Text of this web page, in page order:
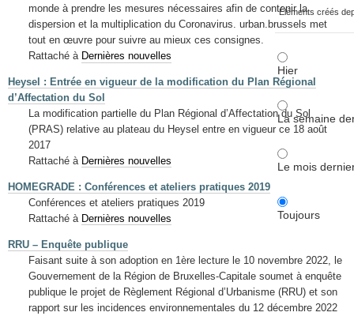
Éléments créés
Hier
La semaine
Le mois
Toujours
monde à prendre les mesures nécessaires afin de contenir la
dispersion et la multiplication du Coronavirus. urban.brussels met
tout en œuvre pour suivre au mieux ces consignes.
Rattaché à Dernières nouvelles
Heysel : Entrée en vigueur de la modification du Plan Régional
d’Affectation du Sol
La modification partielle du Plan Régional d’Affectation du Sol
(PRAS) relative au plateau du Heysel entre en vigueur ce 18 août
2017
Rattaché à Dernières nouvelles
HOMEGRADE : Conférences et ateliers pratiques 2019
Conférences et ateliers pratiques 2019
Rattaché à Dernières nouvelles
RRU – Enquête publique
Faisant suite à son adoption en 1ère lecture le 10 novembre 2022, le
Gouvernement de la Région de Bruxelles-Capitale soumet à enquête
publique le projet de Règlement Régional d’Urbanisme (RRU) et son
rapport sur les incidences environnementales du 12 décembre 2022